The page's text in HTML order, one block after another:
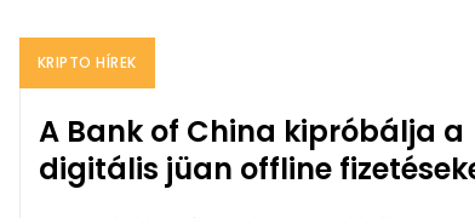
KRIPTO HÍREK
A Bank of China kipróbálja a
digitális jüan offline